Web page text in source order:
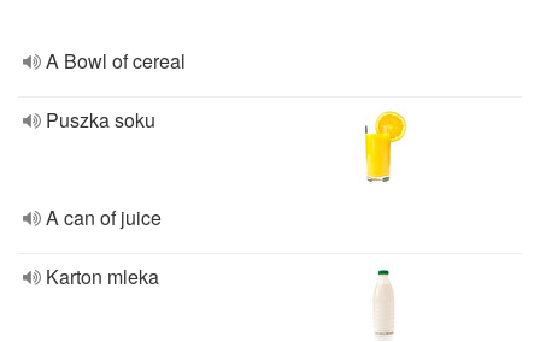
A Bowl of cereal
Puszka soku
A can of juice
Karton mleka